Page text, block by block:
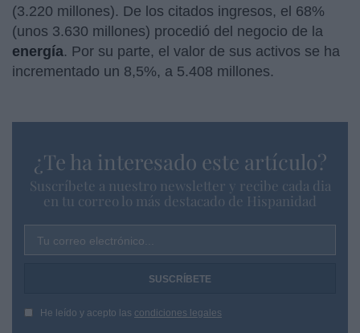
(3.220 millones). De los citados ingresos, el 68%
(unos 3.630 millones) procedió del negocio de la
energía. Por su parte, el valor de sus activos se ha
incrementado un 8,5%, a 5.408 millones.
¿Te ha interesado este artículo?
Suscríbete a nuestro newsletter y recibe cada dia
en tu correo lo más destacado de Hispanidad
Tu correo electrónico...
He leído y acepto las condiciones legales